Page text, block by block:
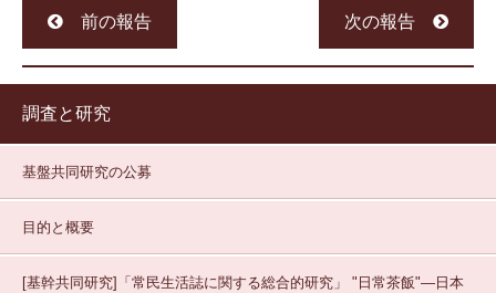
前の報告 次の報告
調査と研究
基盤共同研究の公募
目的と概要
[基幹共同研究]「常民生活誌に関する総合的研究」
"日常茶飯"—日本